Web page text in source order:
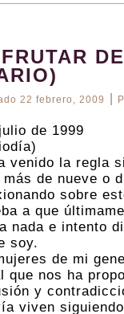
22 febrero, 2009
de 1999
venido la regla
más de nueve o
sobre
a que
nada e intento
soy.
de mi
que nos ha
y
viven